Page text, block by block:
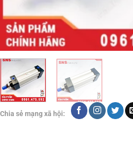
Chia sẻ mạng xã hội: